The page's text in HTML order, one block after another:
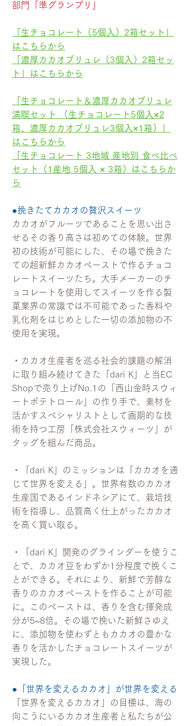
部門「準グランプリ」
「生チョコレート（5個入）2箱セット」
はこちらから
「濃厚カカオブリュレ（3個入）2箱セッ
ト」はこちらから
「生チョコレート＆濃厚カカオブリュレ
満喫セット （生チョコレート5個入×2
箱、濃厚カカオブリュレ3個入×1箱）」
はこちらから
「生チョコレート 3地域 産地別 食べ比べ
セット（1産地 5個入 × 3箱）はこちらか
ら
●挽きたてカカオの贅沢スイーツ
カカオがフルーツであることを思い出さ
せるその香り高さは初めての体験。世界
初の技術が可能にした、その場で挽きた
ての超新鮮カカオペーストで作るチョコ
レートスイーツたち。大手メーカーのチ
ョコレートを使用してスイーツを作る製
菓業界の常識では不可能であった香料や
乳化剤をはじめとした一切の添加物の不
使用を実現。
・カカオ生産者を巡る社会的課題の解消
に取り組み続けてきた「dari K」と当EC
Shopで売り上げNo.1の「西山金時スウィ
ートポテトロール」の作り手で、素材を
活かすスペシャリストとして画期的な技
術を持つ工房「株式会社スウィーツ」が
タッグを組んだ商品。
・「dari K」のミッションは「カカオを通
じて世界を変える」。世界有数のカカオ
生産国であるインドネシアにて、栽培技
術を指導し、品質高く仕上がったカカオ
を高く買い取る。
・「dari K」開発のグラインダーを使うこ
とで、カカオ豆をわずか1分程度で挽くこ
とができる。それにより、新鮮で芳醇な
香りのカカオペーストを作ることが可能
に。このペーストは、香りを含む揮発成
分が5~8倍。その場で挽いた新鮮さゆえ
に、添加物を使わずともカカオの豊かな
香りを活かしたチョコレートスイーツが
実現した。
●「世界を変えるカカオ」が世界を変える
「世界を変えるカカオ」の目標は、海の
向こうにいるカカオ生産者と私たちが公